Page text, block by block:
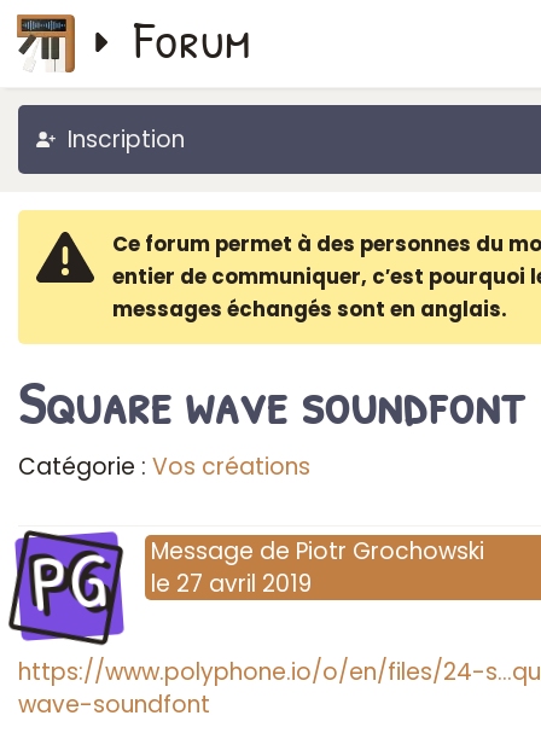
Forum
Inscription
Ce forum permet à des personnes du
entier de communiquer, c′est pourquoi
messages échangés sont en anglais.
Square wave soundfont
Catégorie : Vos créations
PG Message de Piotr Grochowski
le 27 avril 2019
https://www.polyphone.io/o/en/files/24-
wave-soundfont